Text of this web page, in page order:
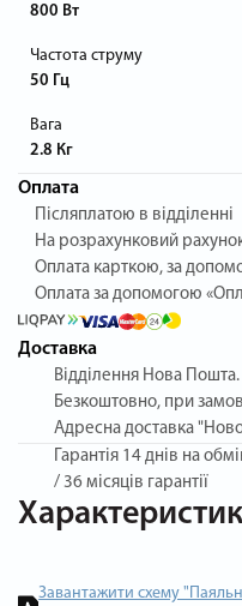
800 Вт
Частота струму
50 Гц
Вага
2.8 Кг
Оплата
Післяплатою в відділенні
На розрахунковий
Оплата карткою, за
Оплата за допомогою
Доставка
Відділення Нова Пошта.
Безкоштовно, при
Адресна доставка
Гарантія 14 днів на
/ 36 місяців гарантії
Завантажити схему